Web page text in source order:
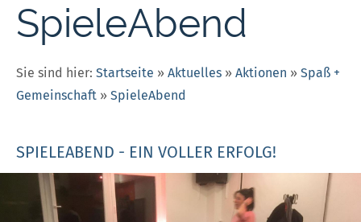
SpieleAbend
Sie sind hier: Startseite » Aktuelles » Aktionen » Spaß +
Gemeinschaft » SpieleAbend
SPIELEABEND - EIN VOLLER ERFOLG!